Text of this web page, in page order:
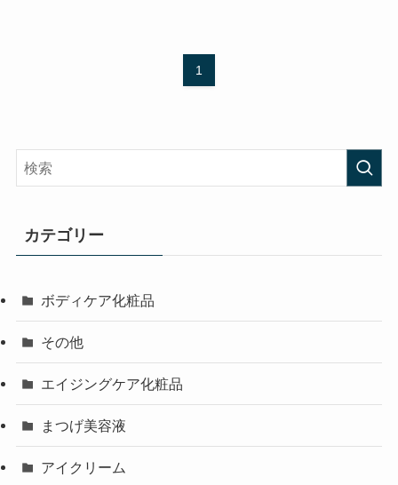
1
カテゴリー
ボディケア化粧品
その他
エイジングケア化粧品
まつげ美容液
アイクリーム